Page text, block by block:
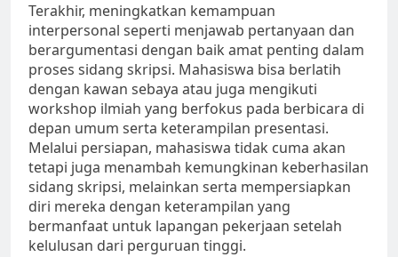
Terakhir, meningkatkan kemampuan
interpersonal seperti menjawab pertanyaan dan
berargumentasi dengan baik amat penting dalam
proses sidang skripsi. Mahasiswa bisa berlatih
dengan kawan sebaya atau juga mengikuti
workshop ilmiah yang berfokus pada berbicara di
depan umum serta keterampilan presentasi.
Melalui persiapan, mahasiswa tidak cuma akan
tetapi juga menambah kemungkinan keberhasilan
sidang skripsi, melainkan serta mempersiapkan
diri mereka dengan keterampilan yang
bermanfaat untuk lapangan pekerjaan setelah
kelulusan dari perguruan tinggi.